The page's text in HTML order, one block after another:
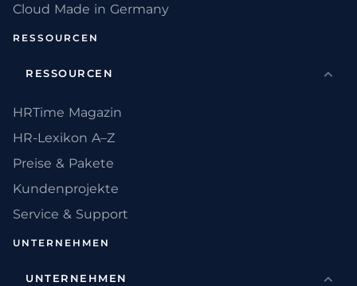
Cloud Made in Germany
RESSOURCEN
RESSOURCEN
HRTime Magazin
HR-Lexikon A–Z
Preise & Pakete
Kundenprojekte
Service & Support
UNTERNEHMEN
UNTERNEHMEN